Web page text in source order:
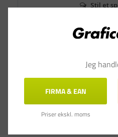
Stil et
Jeg
FIRMA & EAN
Priser ekskl. moms